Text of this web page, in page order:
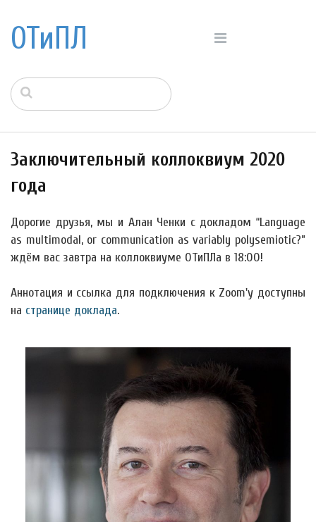
ОТиПЛ
Заключительный коллоквиум 2020
года
Дорогие друзья, мы и Алан Ченки с докладом “Language
as multimodal, or communication as variably polysemiotic?”
ждём вас завтра на коллоквиуме ОТиПЛа в 18:00!
Аннотация и ссылка для подключения к Zoom'у доступны
на странице доклада.